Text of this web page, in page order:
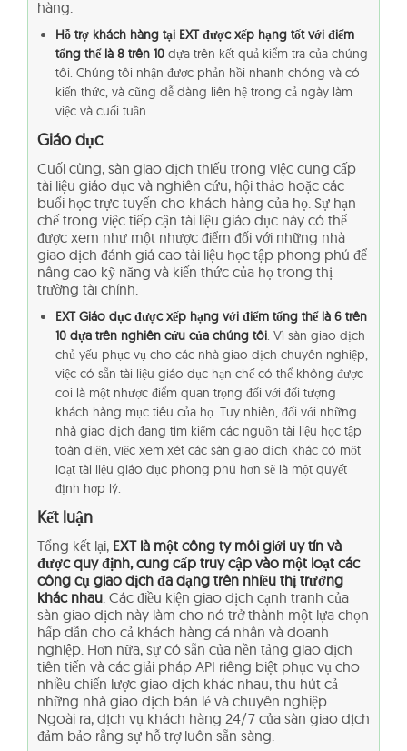
hàng.
Hỗ trợ khách hàng tại EXT được xếp hạng tốt với điểm
tổng thể là 8 trên 10 dựa trên kết quả kiểm tra của chúng
tôi. Chúng tôi nhận được phản hồi nhanh chóng và có
kiến thức, và cũng dễ dàng liên hệ trong cả ngày làm
việc và cuối tuần.
Giáo dục
Cuối cùng, sàn giao dịch thiếu trong việc cung cấp
tài liệu giáo dục và nghiên cứu, hội thảo hoặc các
buổi học trực tuyến cho khách hàng của họ. Sự hạn
chế trong việc tiếp cận tài liệu giáo dục này có thể
được xem như một nhược điểm đối với những nhà
giao dịch đánh giá cao tài liệu học tập phong phú để
nâng cao kỹ năng và kiến thức của họ trong thị
trường tài chính.
EXT Giáo dục được xếp hạng với điểm tổng thể là 6 trên
10 dựa trên nghiên cứu của chúng tôi . Vì sàn giao dịch
chủ yếu phục vụ cho các nhà giao dịch chuyên nghiệp,
việc có sẵn tài liệu giáo dục hạn chế có thể không được
coi là một nhược điểm quan trọng đối với đối tượng
khách hàng mục tiêu của họ. Tuy nhiên, đối với những
nhà giao dịch đang tìm kiếm các nguồn tài liệu học tập
toàn diện, việc xem xét các sàn giao dịch khác có một
loạt tài liệu giáo dục phong phú hơn sẽ là một quyết
định hợp lý.
Kết luận
Tổng kết lại, EXT là một công ty môi giới uy tín và
được quy định, cung cấp truy cập vào một loạt các
công cụ giao dịch đa dạng trên nhiều thị trường
khác nhau . Các điều kiện giao dịch cạnh tranh của
sàn giao dịch này làm cho nó trở thành một lựa chọn
hấp dẫn cho cả khách hàng cá nhân và doanh
nghiệp. Hơn nữa, sự có sẵn của nền tảng giao dịch
tiên tiến và các giải pháp API riêng biệt phục vụ cho
nhiều chiến lược giao dịch khác nhau, thu hút cả
những nhà giao dịch bán lẻ và chuyên nghiệp.
Ngoài ra, dịch vụ khách hàng 24/7 của sàn giao dịch
đảm bảo rằng sự hỗ trợ luôn sẵn sàng.